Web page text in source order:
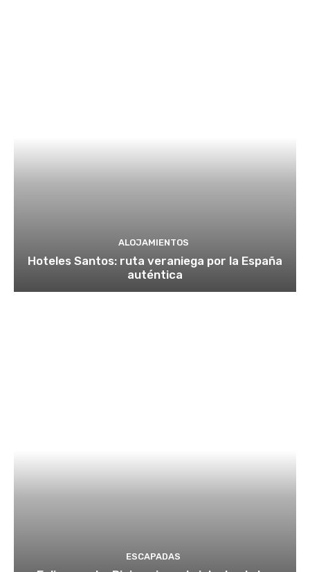
ALOJAMIENTOS
Hoteles Santos: ruta veraniega por la España
auténtica
ESCAPADAS